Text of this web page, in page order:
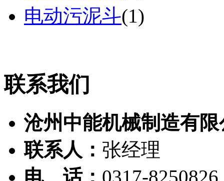
电动污泥斗(1)
联系我们
沧州中能机械制造有限
联系人： 张经理
电 话： 0317-8250826